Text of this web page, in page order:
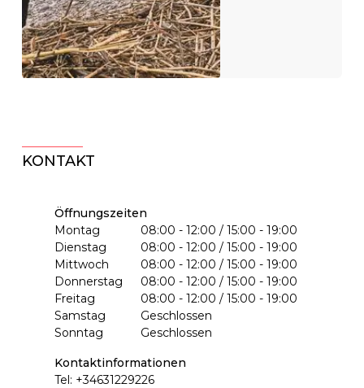
KONTAKT
Öffnungszeiten
Montag
08:00 - 12:00 / 15:00 - 19:00
Dienstag
08:00 - 12:00 / 15:00 - 19:00
Mittwoch
08:00 - 12:00 / 15:00 - 19:00
Donnerstag
08:00 - 12:00 / 15:00 - 19:00
Freitag
08:00 - 12:00 / 15:00 - 19:00
Samstag
Geschlossen
Sonntag
Geschlossen
Kontaktinformationen
Tel: +34631229226